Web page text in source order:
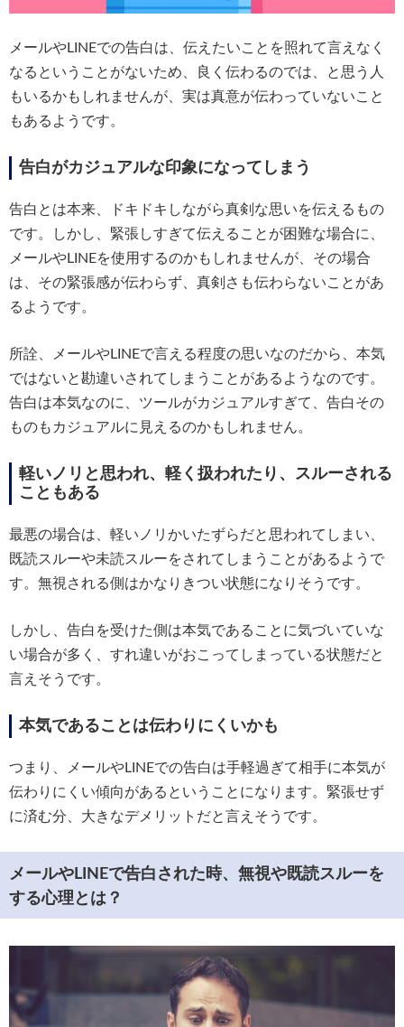
メールやLINEでの告白は、伝えたいことを照れて言えなく
なるということがないため、良く伝わるのでは、と思う人
もいるかもしれませんが、実は真意が伝わっていないこと
もあるようです。
告白がカジュアルな印象になってしまう
告白とは本来、ドキドキしながら真剣な思いを伝えるもの
です。しかし、緊張しすぎて伝えることが困難な場合に、
メールやLINEを使用するのかもしれませんが、その場合
は、その緊張感が伝わらず、真剣さも伝わらないことがあ
るようです。
所詮、メールやLINEで言える程度の思いなのだから、本気
ではないと勘違いされてしまうことがあるようなのです。
告白は本気なのに、ツールがカジュアルすぎて、告白その
ものもカジュアルに見えるのかもしれません。
軽いノリと思われ、軽く扱われたり、スルーされる
こともある
最悪の場合は、軽いノリかいたずらだと思われてしまい、
既読スルーや未読スルーをされてしまうことがあるようで
す。無視される側はかなりきつい状態になりそうです。
しかし、告白を受けた側は本気であることに気づいていな
い場合が多く、すれ違いがおこってしまっている状態だと
言えそうです。
本気であることは伝わりにくいかも
つまり、メールやLINEでの告白は手軽過ぎて相手に本気が
伝わりにくい傾向があるということになります。緊張せず
に済む分、大きなデメリットだと言えそうです。
メールやLINEで告白された時、無視や既読スルーを
する心理とは？